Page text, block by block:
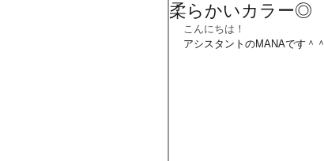
柔らかいカラー◎
こんにちは！
アシスタントのMANAです＾＾